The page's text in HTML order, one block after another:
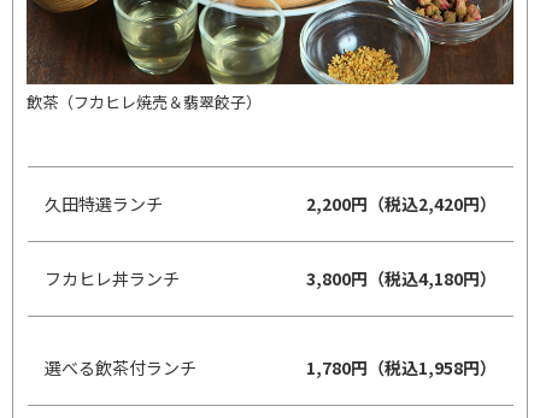
飲茶（フカヒレ焼売＆翡翠餃子）
久田特選ランチ 2,200円（税込2,420円）
フカヒレ丼ランチ 3,800円（税込4,180円）
選べる飲茶付ランチ 1,780円（税込1,958円）